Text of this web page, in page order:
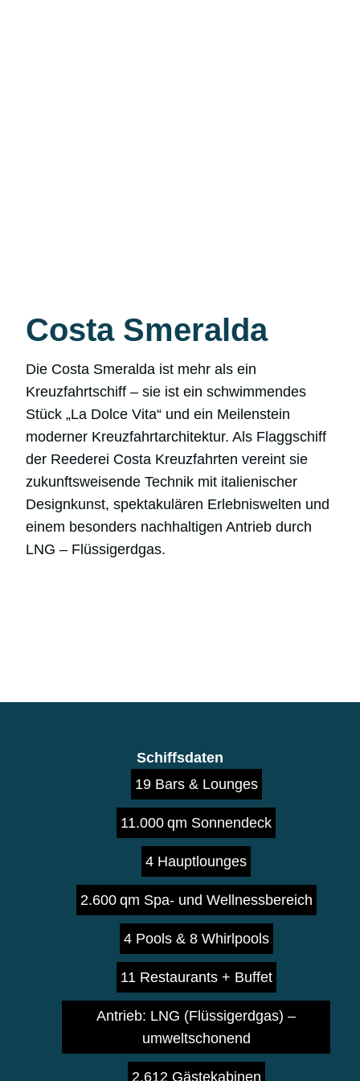
Costa Smeralda
Die Costa Smeralda ist mehr als ein
Kreuzfahrtschiff – sie ist ein schwimmendes
Stück „La Dolce Vita“ und ein Meilenstein
moderner Kreuzfahrtarchitektur. Als Flaggschiff
der Reederei Costa Kreuzfahrten vereint sie
zukunftsweisende Technik mit italienischer
Designkunst, spektakulären Erlebniswelten und
einem besonders nachhaltigen Antrieb durch
LNG – Flüssigerdgas.
Schiffsdaten
19 Bars & Lounges
11.000 qm Sonnendeck
4 Hauptlounges
2.600 qm Spa- und Wellnessbereich
4 Pools & 8 Whirlpools
11 Restaurants + Buffet
Antrieb: LNG (Flüssigerdgas) –
umweltschonend
2.612 Gästekabinen